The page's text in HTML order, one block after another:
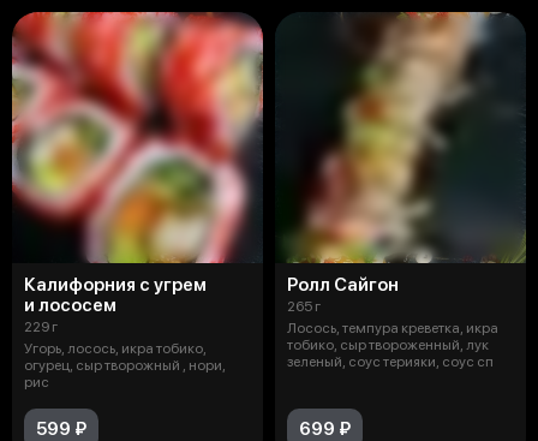
Калифорния с угрем
и лососем
229 г
Угорь, лосось, икра тобико,
огурец, сыр творожный , нори,
рис
599 ₽
Ролл Сайгон
265 г
Лосось, темпура креветка, икра
тобико, сыр твороженный, лук
зеленый, соус терияки, соус сп
699 ₽